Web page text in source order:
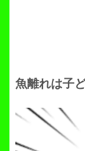
魚離れは子